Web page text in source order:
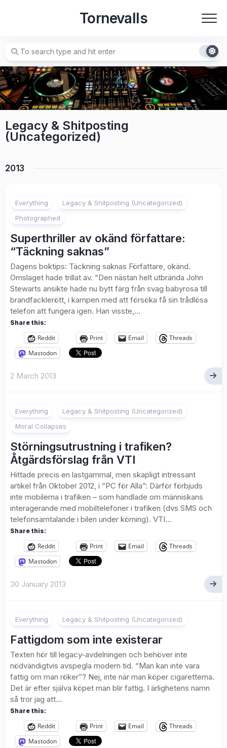
Tornevalls
Legacy & Shitposting
(Uncategorized)
2013
Everything
Legacy & Shitposting (Uncategorized)
Photographed
Superthriller av okänd författare:
“Täckning saknas”
Dagens boktips: Täckning saknas Författare, okänd.
Omslaget hade trillat av. “Den nästan helt utbrända John
Stewarts ansikte hade nu bytt färg från svag babyrosa till
brandfacklerött, i kampen med att försöka få sin trådlösa
telefon att fungera igen. Han visste,...
Share this:
Reddit Print Email
Threads
Mastodon
2 March 2013
Everything
Legacy & Shitposting (Uncategorized)
Moral Collapses
Störningsutrustning i trafiken?
Åtgärdsförslag från VTI
Hittade precis en lastgammal, men skapligt intressant
artikel från Oktober 2012, i “PC för Alla”: Därför förbjuds
inte mobilerna i trafiken – som handlade om människans
interagerande med mobiltelefoner i trafiken (dvs SMS och
telefonsamtalande i bilen under körning). VTI...
Share this:
Reddit Print Email
Threads
Mastodon
30 January 2013
Everything Legacy & Shitposting (Uncategorized)
Fattigdom som inte existerar
Texten hör till legacy-avdelningen och behöver inte
nödvändigtvis avspegla modern tid. “Man kan inte vara
fattig om man röker”? Nej, inte när man köper cigaretterna.
Det är efter själva köpet man blir fattig. I ärlighetens namn
så tror jag att...
Share this:
Reddit Print Email
Threads
Mastodon